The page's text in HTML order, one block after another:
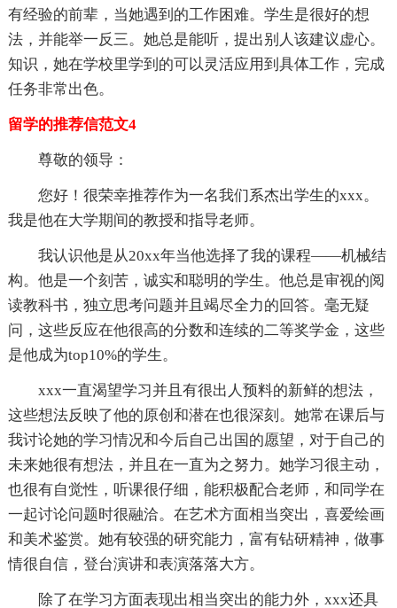
有经验的前辈，当她遇到的工作困难。学生是很好的想
法，并能举一反三。她总是能听，提出别人该建议虚心。
知识，她在学校里学到的可以灵活应用到具体工作，完成
任务非常出色。
留学的推荐信范文4
尊敬的领导：
您好！很荣幸推荐作为一名我们系杰出学生的xxx。
我是他在大学期间的教授和指导老师。
我认识他是从20xx年当他选择了我的课程——机械结
构。他是一个刻苦，诚实和聪明的学生。他总是审视的阅
读教科书，独立思考问题并且竭尽全力的回答。毫无疑
问，这些反应在他很高的分数和连续的二等奖学金，这些
是他成为top10%的学生。
xxx一直渴望学习并且有很出人预料的新鲜的想法，
这些想法反映了他的原创和潜在也很深刻。她常在课后与
我讨论她的学习情况和今后自己出国的愿望，对于自己的
未来她很有想法，并且在一直为之努力。她学习很主动，
也很有自觉性，听课很仔细，能积极配合老师，和同学在
一起讨论问题时很融洽。在艺术方面相当突出，喜爱绘画
和美术鉴赏。她有较强的研究能力，富有钻研精神，做事
情很自信，登台演讲和表演落落大方。
除了在学习方面表现出相当突出的能力外，xxx还具